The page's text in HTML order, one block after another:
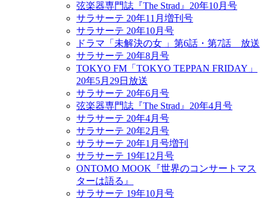
弦楽器専門誌『The Strad』20年10月号
サラサーテ 20年11月増刊号
サラサーテ 20年10月号
ドラマ「未解決の女 」第6話・第7話 放送
サラサーテ 20年8月号
TOKYO FM「TOKYO TEPPAN FRIDAY」
20年5月29日放送
サラサーテ 20年6月号
弦楽器専門誌『The Strad』20年4月号
サラサーテ 20年4月号
サラサーテ 20年2月号
サラサーテ 20年1月号増刊
サラサーテ 19年12月号
ONTOMO MOOK『世界のコンサートマス
ターは語る』
サラサーテ 19年10月号